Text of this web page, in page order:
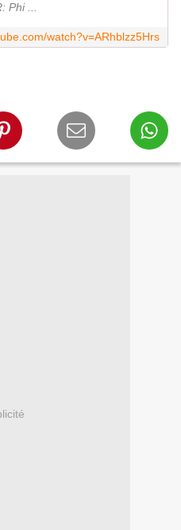
Phi ...
watch?v=ARhblzz5Hrs